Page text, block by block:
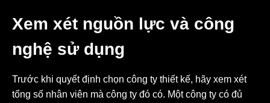
Xem xét nguồn lực và công
nghệ sử dụng
Trước khi quyết định chọn công ty thiết kế, hãy xem xét
tổng số nhân viên mà công ty đó có. Một công ty có đủ